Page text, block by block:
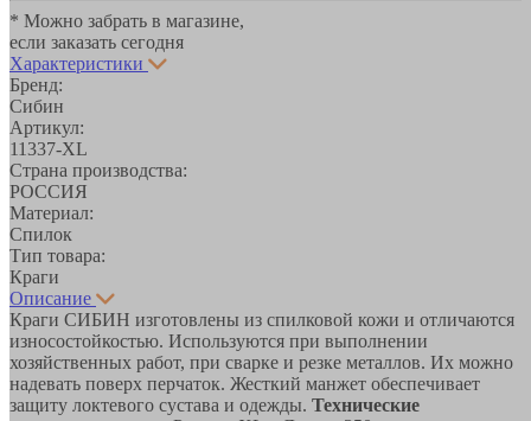
* Можно забрать в магазине,
если заказать сегодня
Характеристики
Бренд:
Сибин
Артикул:
11337-XL
Страна производства:
РОССИЯ
Материал:
Спилок
Тип товара:
Краги
Описание
Краги СИБИН изготовлены из спилковой кожи и отличаются
износостойкостью. Используются при выполнении
хозяйственных работ, при сварке и резке металлов. Их можно
надевать поверх перчаток. Жесткий манжет обеспечивает
защиту локтевого сустава и одежды. Технические